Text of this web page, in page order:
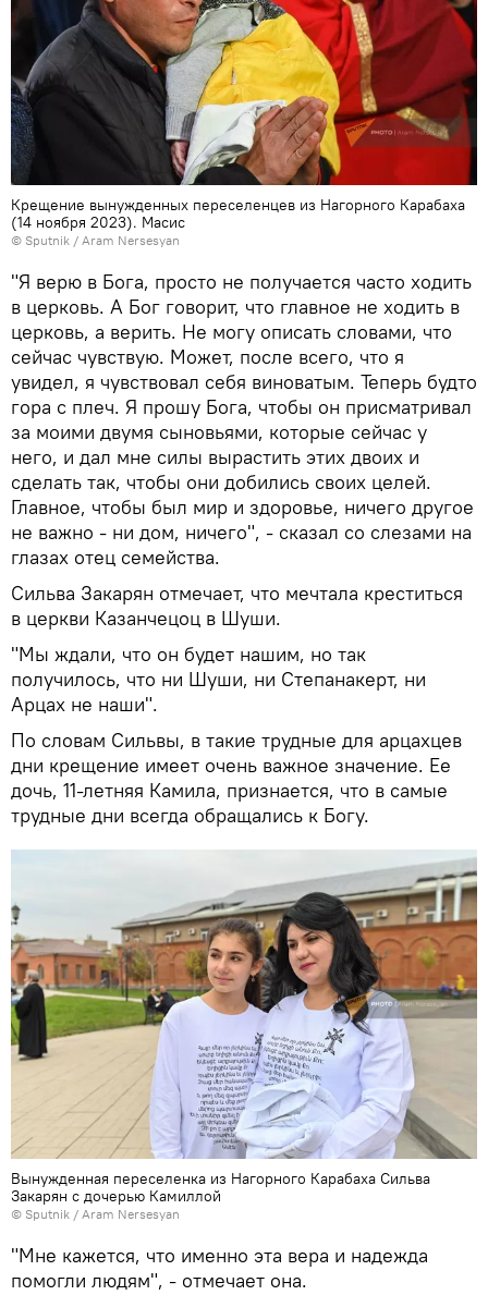
Крещение вынужденных переселенцев из Нагорного Карабаха
(14 ноября 2023). Масис
© Sputnik / Aram Nersesyan
"Я верю в Бога, просто не получается часто ходить
в церковь. А Бог говорит, что главное не ходить в
церковь, а верить. Не могу описать словами, что
сейчас чувствую. Может, после всего, что я
увидел, я чувствовал себя виноватым. Теперь будто
гора с плеч. Я прошу Бога, чтобы он присматривал
за моими двумя сыновьями, которые сейчас у
него, и дал мне силы вырастить этих двоих и
сделать так, чтобы они добились своих целей.
Главное, чтобы был мир и здоровье, ничего другое
не важно - ни дом, ничего", - сказал со слезами на
глазах отец семейства.
Сильва Закарян отмечает, что мечтала креститься
в церкви Казанчецоц в Шуши.
"Мы ждали, что он будет нашим, но так
получилось, что ни Шуши, ни Степанакерт, ни
Арцах не наши".
По словам Сильвы, в такие трудные для арцахцев
дни крещение имеет очень важное значение. Ее
дочь, 11-летняя Камила, признается, что в самые
трудные дни всегда обращались к Богу.
Вынужденная переселенка из Нагорного Карабаха Сильва
Закарян с дочерью Камиллой
© Sputnik / Aram Nersesyan
"Мне кажется, что именно эта вера и надежда
помогли людям", - отмечает она.